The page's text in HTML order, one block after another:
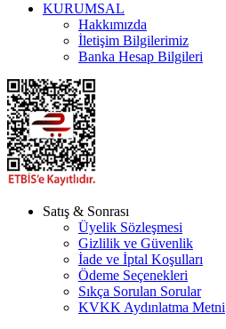
KURUMSAL
Hakkımızda
İletişim Bilgilerimiz
Banka Hesap Bilgileri
Satış & Sonrası
Üyelik Sözleşmesi
Gizlilik ve Güvenlik
İade ve İptal Koşulları
Ödeme Seçenekleri
Sıkça Sorulan Sorular
KVKK Aydınlatma Metni